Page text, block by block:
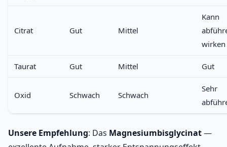
Citrat Gut Mittel
Kann
wirken
Taurat Gut Mittel Gut
Oxid Schwach Schwach
Sehr
Unsere Empfehlung: Das Magnesiumbisglycinat—